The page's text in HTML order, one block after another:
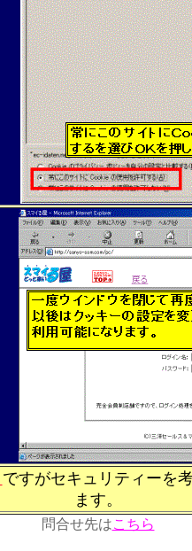
ですがセキュリティーを
ます。
問合せ先はこちら